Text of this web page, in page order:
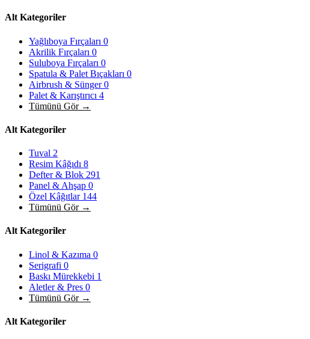
Alt Kategoriler
Yağlıboya Fırçaları 0
Akrilik Fırçaları 0
Suluboya Fırçaları 0
Spatula & Palet Bıçakları 0
Airbrush & Sünger0
Palet & Karıştırıcı 4
Tümünü Gör →
Alt Kategoriler
Tuval 2
Resim Kâğıdı 8
Defter & Blok 291
Panel & Ahşap 0
Özel Kâğıtlar 144
Tümünü Gör →
Alt Kategoriler
Linol & Kazıma 0
Serigrafi 0
Baskı Mürekkebi 1
Aletler & Pres 0
Tümünü Gör →
Alt Kategoriler